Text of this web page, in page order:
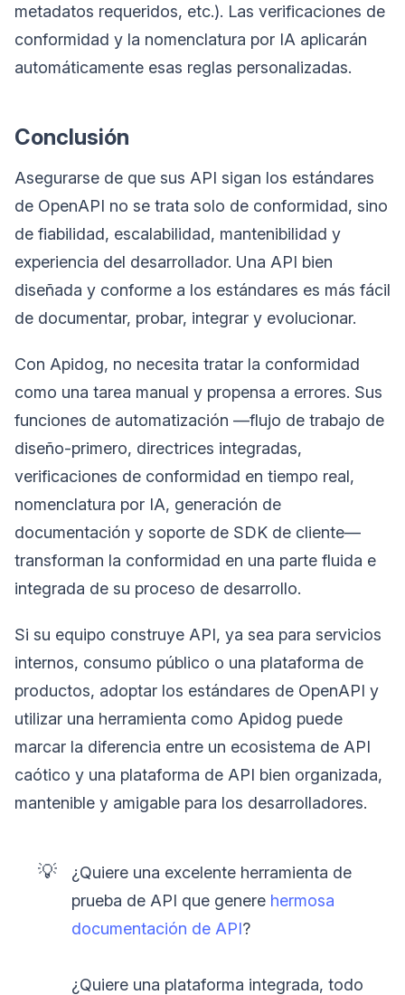
metadatos requeridos, etc.). Las verificaciones de
conformidad y la nomenclatura por IA aplicarán
automáticamente esas reglas personalizadas.
Conclusión
Asegurarse de que sus API sigan los estándares
de OpenAPI no se trata solo de conformidad, sino
de fiabilidad, escalabilidad, mantenibilidad y
experiencia del desarrollador. Una API bien
diseñada y conforme a los estándares es más fácil
de documentar, probar, integrar y evolucionar.
Con Apidog, no necesita tratar la conformidad
como una tarea manual y propensa a errores. Sus
funciones de automatización —flujo de trabajo de
diseño-primero, directrices integradas,
verificaciones de conformidad en tiempo real,
nomenclatura por IA, generación de
documentación y soporte de SDK de cliente—
transforman la conformidad en una parte fluida e
integrada de su proceso de desarrollo.
Si su equipo construye API, ya sea para servicios
internos, consumo público o una plataforma de
productos, adoptar los estándares de OpenAPI y
utilizar una herramienta como Apidog puede
marcar la diferencia entre un ecosistema de API
caótico y una plataforma de API bien organizada,
mantenible y amigable para los desarrolladores.
💡
¿Quiere una excelente herramienta de
prueba de API que genere hermosa
documentación de API?
¿Quiere una plataforma integrada, todo